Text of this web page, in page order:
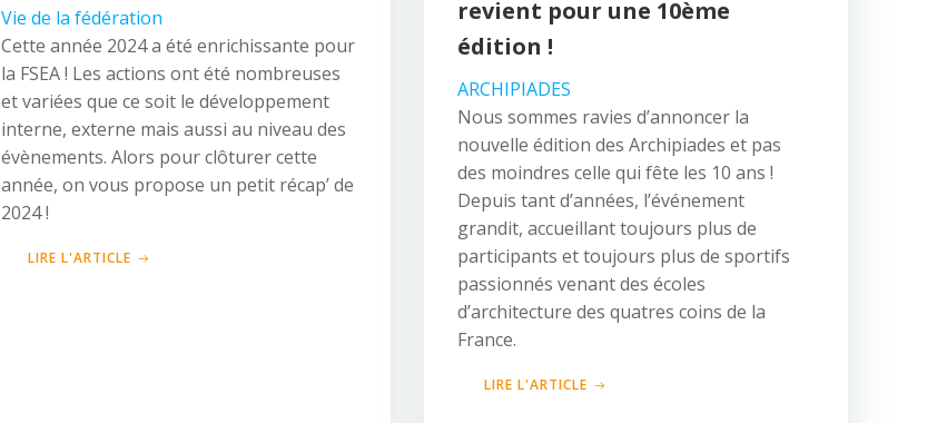
Vie de la fédération
Cette année 2024 a été enrichissante pour
la FSEA ! Les actions ont été nombreuses
et variées que ce soit le développement
interne, externe mais aussi au niveau des
évènements. Alors pour clôturer cette
année, on vous propose un petit récap’ de
2024 !
LIRE L'ARTICLE
revient pour une 10ème
édition !
ARCHIPIADES
Nous sommes ravies d’annoncer la
nouvelle édition des Archipiades et pas
des moindres celle qui fête les 10 ans !
Depuis tant d’années, l’événement
grandit, accueillant toujours plus de
participants et toujours plus de sportifs
passionnés venant des écoles
d’architecture des quatres coins de la
France.
LIRE L'ARTICLE